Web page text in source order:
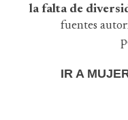
la falta de
fuentes
IR A